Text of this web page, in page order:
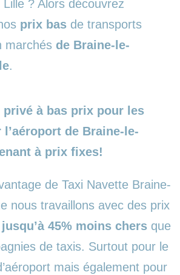
Lille ? Alors découvrez
prix bas de transports
marchés de Braine-le-
.
privé à bas prix pour les
de Braine-le-
à prix fixes!
de Taxi Navette Braine-
nous travaillons avec des prix
jusqu’à 45% moins chers que
de taxis. Surtout pour le
mais également pour